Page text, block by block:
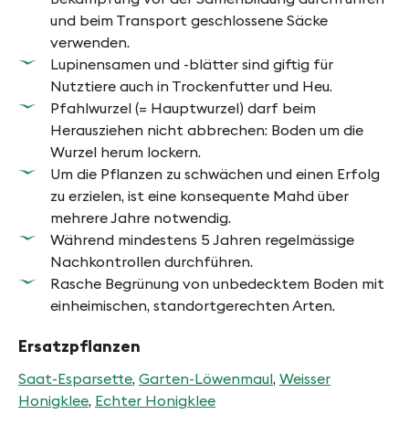
und beim Transport geschlossene Säcke
verwenden.
Lupinensamen und -blätter sind giftig für
Nutztiere auch in Trockenfutter und Heu.
Pfahlwurzel (= Hauptwurzel) darf beim
Herausziehen nicht abbrechen: Boden um die
Wurzel herum lockern.
Um die Pflanzen zu schwächen und einen Erfolg
zu erzielen, ist eine konsequente Mahd über
mehrere Jahre notwendig.
Während mindestens 5 Jahren regelmässige
Nachkontrollen durchführen.
Rasche Begrünung von unbedecktem Boden mit
einheimischen, standortgerechten Arten.
Ersatzpflanzen
Saat-Esparsette, Garten-Löwenmaul, Weisser
Honigklee, Echter Honigklee